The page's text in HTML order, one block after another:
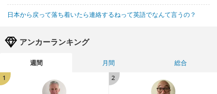
日本から戻って落ち着いたら連絡するねって英語でなんて言うの？
アンカーランキング
週間 月間
総合
1
2